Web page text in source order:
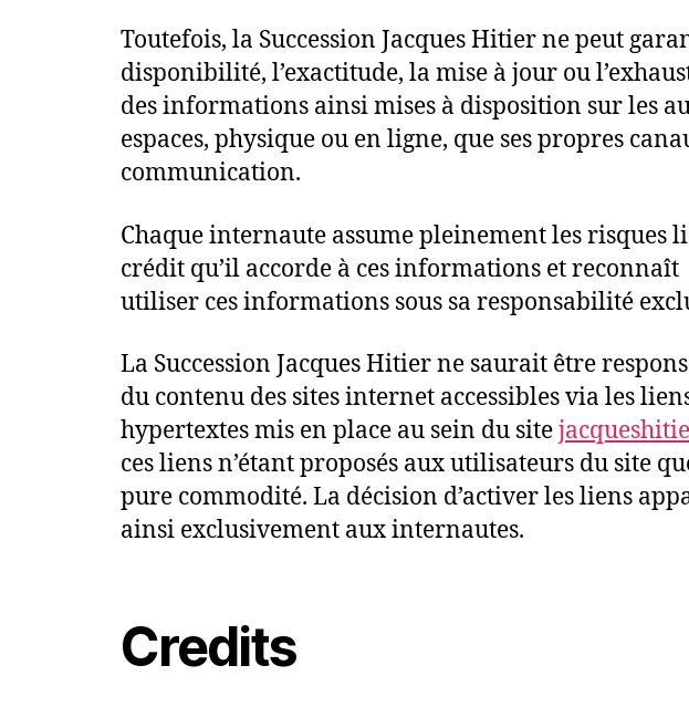
Toutefois, la Succession Jacques Hitier ne peut
disponibilité, l’exactitude, la mise à jour ou
des informations ainsi mises à disposition sur les
espaces, physique ou en ligne, que ses propres
communication.
Chaque internaute assume pleinement les risques
crédit qu’il accorde à ces informations et reconnaît
utiliser ces informations sous sa responsabilité
La Succession Jacques Hitier ne saurait être
du contenu des sites internet accessibles via les
hypertextes mis en place au sein du site
ces liens n’étant proposés aux utilisateurs du site
pure commodité. La décision d’activer les liens
ainsi exclusivement aux internautes.
Credits